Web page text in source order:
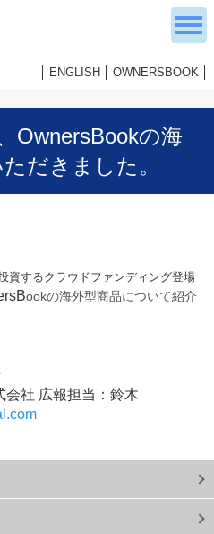
ENGLISH OWNERSBOOK
OwnersBookの海
だきました。
資するクラウドファンディング登場
ookの海外型商品について紹介
会社 広報担当：鈴木